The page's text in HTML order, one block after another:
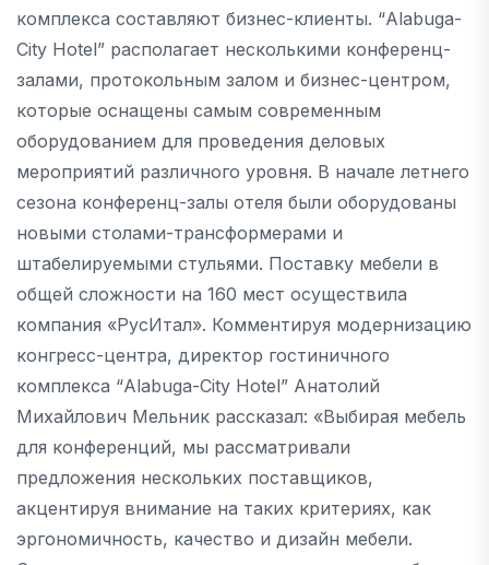
комплекса составляют бизнес-клиенты. “Alabuga-
City Hotel” располагает несколькими конференц-
залами, протокольным залом и бизнес-центром,
которые оснащены самым современным
оборудованием для проведения деловых
мероприятий различного уровня. В начале летнего
сезона конференц-залы отеля были оборудованы
новыми столами-трансформерами и
штабелируемыми стульями. Поставку мебели в
общей сложности на 160 мест осуществила
компания «РусИтал». Комментируя модернизацию
конгресс-центра, директор гостиничного
комплекса “Alabuga-City Hotel” Анатолий
Михайлович Мельник рассказал: «Выбирая мебель
для конференций, мы рассматривали
предложения нескольких поставщиков,
акцентируя внимание на таких критериях, как
эргономичность, качество и дизайн мебели.